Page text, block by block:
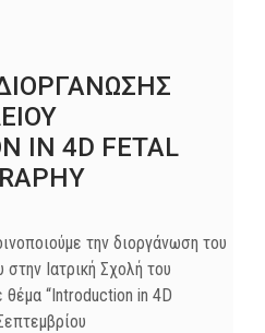
IN 4D FETAL
την διοργάνωση του
Ιατρική Σχολή του
θέμα “Introduction in 4D